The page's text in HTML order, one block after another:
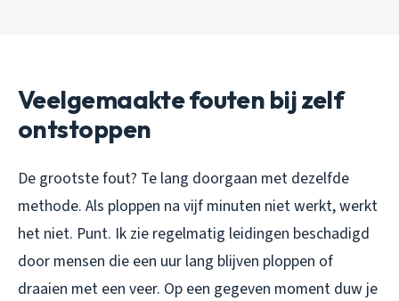
Veelgemaakte fouten bij zelf
ontstoppen
De grootste fout? Te lang doorgaan met dezelfde
methode. Als ploppen na vijf minuten niet werkt, werkt
het niet. Punt. Ik zie regelmatig leidingen beschadigd
door mensen die een uur lang blijven ploppen of
draaien met een veer. Op een gegeven moment duw je